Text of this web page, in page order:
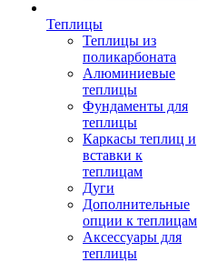
Теплицы
Теплицы из
поликарбоната
Алюминиевые
теплицы
Фундаменты для
теплицы
Каркасы теплиц и
вставки к
теплицам
Дуги
Дополнительные
опции к теплицам
Аксессуары для
теплицы